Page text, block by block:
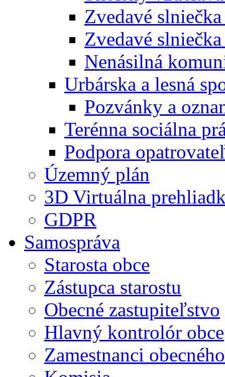
Zvedavé
Zvedavé
Nenásilná
Urbárska a lesná
Pozvánky a
Terénna sociálna
Podpora
Územný plán
3D Virtuálna
GDPR
Samospráva
Starosta obce
Zástupca starostu
Obecné zastupiteľstvo
Hlavný kontrolór obce
Zamestnanci